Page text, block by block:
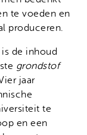
te voeden en
produceren.
de inhoud
grondstof
jaar
te
en een